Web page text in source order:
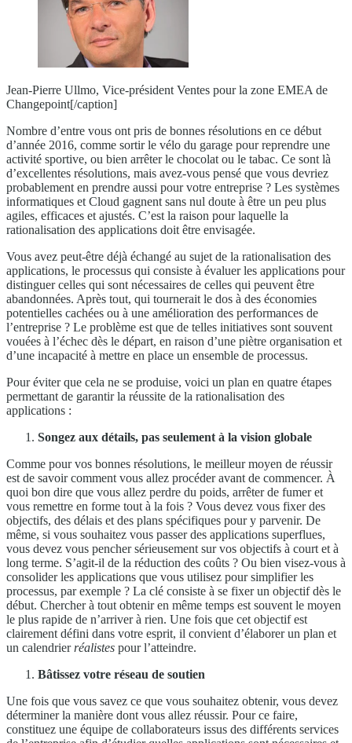
Jean-Pierre Ullmo, Vice-président Ventes pour la zone EMEA de
Changepoint[/caption]
Nombre d’entre vous ont pris de bonnes résolutions en ce début
d’année 2016, comme sortir le vélo du garage pour reprendre une
activité sportive, ou bien arrêter le chocolat ou le tabac. Ce sont là
d’excellentes résolutions, mais avez-vous pensé que vous devriez
probablement en prendre aussi pour votre entreprise ? Les systèmes
informatiques et Cloud gagnent sans nul doute à être un peu plus
agiles, efficaces et ajustés. C’est la raison pour laquelle la
rationalisation des applications doit être envisagée.
Vous avez peut-être déjà échangé au sujet de la rationalisation des
applications, le processus qui consiste à évaluer les applications pour
distinguer celles qui sont nécessaires de celles qui peuvent être
abandonnées. Après tout, qui tournerait le dos à des économies
potentielles cachées ou à une amélioration des performances de
l’entreprise ? Le problème est que de telles initiatives sont souvent
vouées à l’échec dès le départ, en raison d’une piètre organisation et
d’une incapacité à mettre en place un ensemble de processus.
Pour éviter que cela ne se produise, voici un plan en quatre étapes
permettant de garantir la réussite de la rationalisation des
applications :
Songez aux détails, pas seulement à la vision globale
Comme pour vos bonnes résolutions, le meilleur moyen de réussir
est de savoir comment vous allez procéder avant de commencer. À
quoi bon dire que vous allez perdre du poids, arrêter de fumer et
vous remettre en forme tout à la fois ? Vous devez vous fixer des
objectifs, des délais et des plans spécifiques pour y parvenir. De
même, si vous souhaitez vous passer des applications superflues,
vous devez vous pencher sérieusement sur vos objectifs à court et à
long terme. S’agit-il de la réduction des coûts ? Ou bien visez-vous à
consolider les applications que vous utilisez pour simplifier les
processus, par exemple ? La clé consiste à se fixer un objectif dès le
début. Chercher à tout obtenir en même temps est souvent le moyen
le plus rapide de n’arriver à rien. Une fois que cet objectif est
clairement défini dans votre esprit, il convient d’élaborer un plan et
un calendrier réalistes pour l’atteindre.
Bâtissez votre réseau de soutien
Une fois que vous savez ce que vous souhaitez obtenir, vous devez
déterminer la manière dont vous allez réussir. Pour ce faire,
constituez une équipe de collaborateurs issus des différents services